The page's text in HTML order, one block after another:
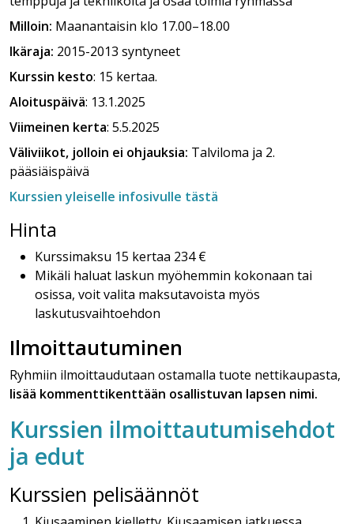
Milloin: Maanantaisin klo 17.00–18.00
Ikäraja: 2015-2013 syntyneet
Kurssin kesto: 15 kertaa.
Aloituspäivä: 13.1.2025
Viimeinen kerta: 5.5.2025
Väliviikot, jolloin ei ohjauksia: Talviloma ja 2.
pääsiäispäivä
Kurssien yleiselle infosivulle tästä
Hinta
Kurssimaksu 15 kertaa 234 €
Mikäli haluat laskun myöhemmin kokonaan tai
osissa, voit valita maksutavoista myös
laskutusvaihtoehdon
Ilmoittautuminen
Ryhmiin ilmoittaudutaan ostamalla tuote nettikaupasta,
lisää kommenttikenttään osallistuvan lapsen nimi.
Kurssien ilmoittautumisehdot
ja edut
Kurssien pelisäännöt